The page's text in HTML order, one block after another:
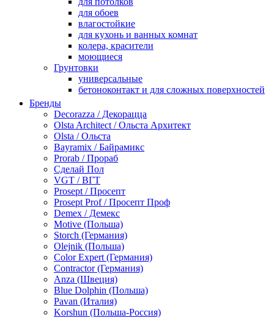
для обоев
влагостойкие
для кухонь и ванных комнат
колера, красители
моющиеся
Грунтовки
универсальные
бетоноконтакт и для сложных поверхностей
по металлу
антикорозийные
под декоративные штукатурки
для гипсокартона
под штукатурку
Герметик
акриловые
силиконовые универсальные, нейтральные
силиконовые санитарные (антигрибковые)
шовные для срубов
для кровли
для каминов
полиуретановые
Декоративные штукатурки и краски
краски для декора, патина
мокрый шелк
венецианские (эффект мрамора)
песок (эффект песчаных вихрей)
декоративная шпаклевка
Бренды
Decorazza / Декорацца
Olsta Architect / Ольста Архитект
Olsta / Ольста
Bayramix / Байрамикс
Prorab / Прораб
Сделай Пол
VGT / ВГТ
Prosept / Просепт
Prosept Prof / Просепт Проф
Demex / Демекс
Motive (Польша)
Storch (Германия)
Olejnik (Польша)
Color Expert (Германия)
Contractor (Германия)
Anza (Швеция)
Blue Dolphin (Польша)
Pavan (Италия)
Korshun (Польша-Россия)